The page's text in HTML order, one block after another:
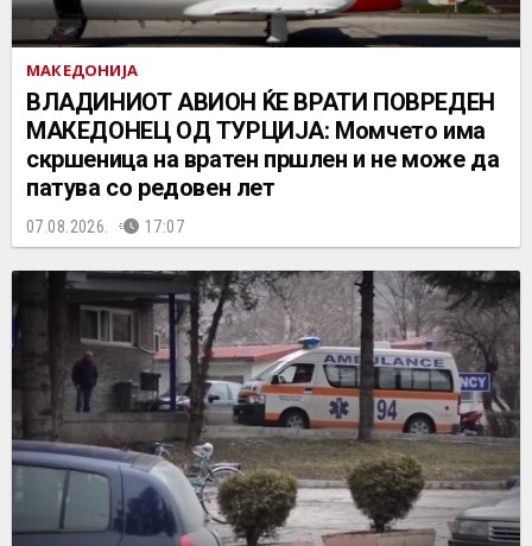
МАКЕДОНИЈА
ВЛАДИНИОТ АВИОН ЌЕ ВРАТИ ПОВРЕДЕН
МАКЕДОНЕЦ ОД ТУРЦИЈА: Момчето има
скршеница на вратен пршлен и не може да
патува со редовен лет
07.08.2026. 17:07